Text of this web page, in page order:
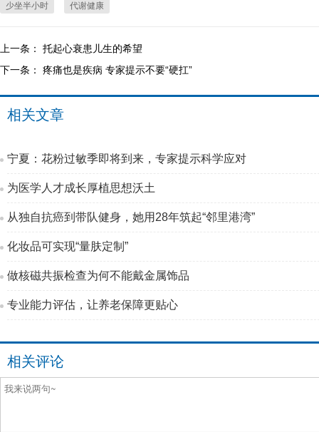
少坐半小时 代谢健康
上一条： 托起心衰患儿生的希望
下一条： 疼痛也是疾病 专家提示不要“硬扛”
相关文章
宁夏：花粉过敏季即将到来，专家提示科学应对
为医学人才成长厚植思想沃土
从独自抗癌到带队健身，她用28年筑起“邻里港湾”
化妆品可实现“量肤定制”
做核磁共振检查为何不能戴金属饰品
专业能力评估，让养老保障更贴心
相关评论